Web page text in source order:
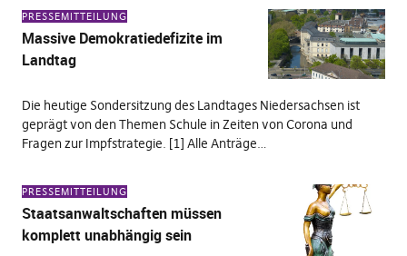
PRESSEMITTEILUNG
Massive Demokratiedefizite im
Landtag
Die heutige Sondersitzung des Landtages Niedersachsen ist
geprägt von den Themen Schule in Zeiten von Corona und
Fragen zur Impfstrategie. [1] Alle Anträge…
PRESSEMITTEILUNG
Staatsanwaltschaften müssen
komplett unabhängig sein